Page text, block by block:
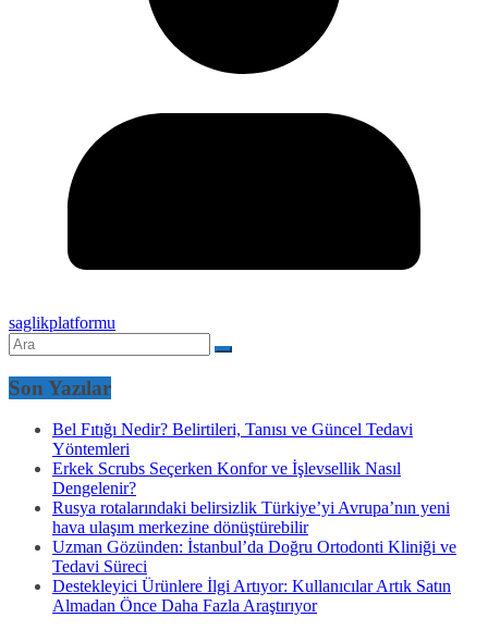
saglikplatformu
Son Yazılar
Bel Fıtığı Nedir? Belirtileri, Tanısı ve Güncel Tedavi
Yöntemleri
Erkek Scrubs Seçerken Konfor ve İşlevsellik Nasıl
Dengelenir?
Rusya rotalarındaki belirsizlik Türkiye’yi Avrupa’nın yeni
hava ulaşım merkezine dönüştürebilir
Uzman Gözünden: İstanbul’da Doğru Ortodonti Kliniği ve
Tedavi Süreci
Destekleyici Ürünlere İlgi Artıyor: Kullanıcılar Artık Satın
Almadan Önce Daha Fazla Araştırıyor